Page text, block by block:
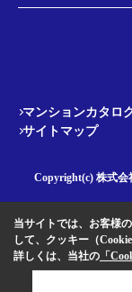
マンションカタロ
サイトマップ
Copyright(c) 株式会
当サイトでは、お客様
して、クッキー（
詳しくは、当社の 「